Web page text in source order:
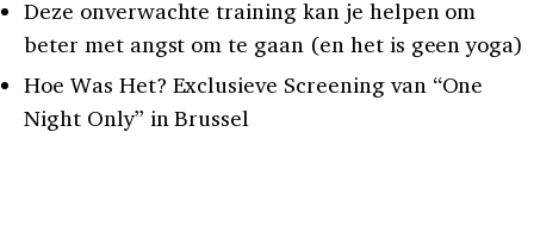
Deze onverwachte training kan je helpen om
beter met angst om te gaan (en het is geen yoga)
Hoe Was Het? Exclusieve Screening van “One
Night Only” in Brussel